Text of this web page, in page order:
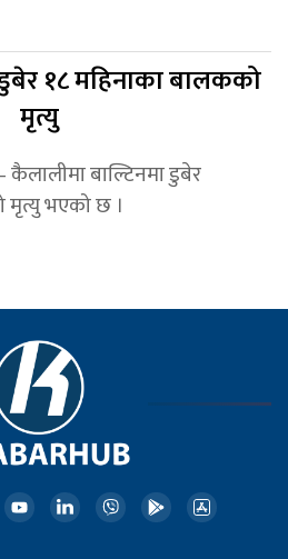
१८ महिनाका बालकको
मृत्यु
बाल्टिनमा डुबेर
भएको छ ।